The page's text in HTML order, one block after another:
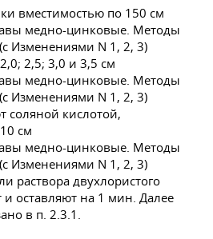
вместимостью по 150 см
2,5; 3,0 и 3,5 см
соляной кислотой,
см
раствора двухлористого
оставляют на 1 мин. Далее
в п. 2.3.1.